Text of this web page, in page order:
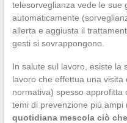
telesorveglianza vede le sue
automaticamente
allerta e aggiusta il
gesti si sovrappongono.
In salute sul lavoro, esiste la
lavoro che effettua una
normativa) spesso
temi di prevenzione più ampi
quotidiana mescola ciò